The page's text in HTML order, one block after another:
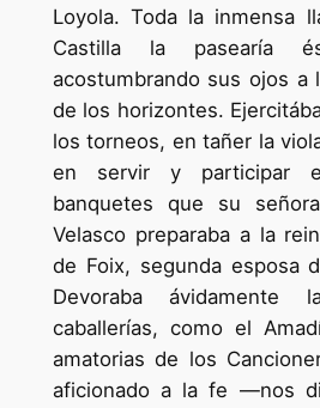
Loyola. Toda la inmensa
Castilla la pasearía
acostumbrando sus ojos a
de los horizontes.
los torneos, en tañer la
en servir y participar
banquetes que su
Velasco preparaba a la
de Foix, segunda esposa
Devoraba ávidamente
caballerías, como el
amatorias de los
aficionado a la fe —nos